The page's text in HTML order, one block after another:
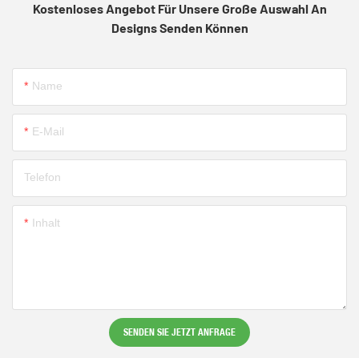
Kostenloses Angebot Für Unsere Große Auswahl An
Designs Senden Können
Name
E-Mail
Telefon
Inhalt
SENDEN SIE JETZT ANFRAGE